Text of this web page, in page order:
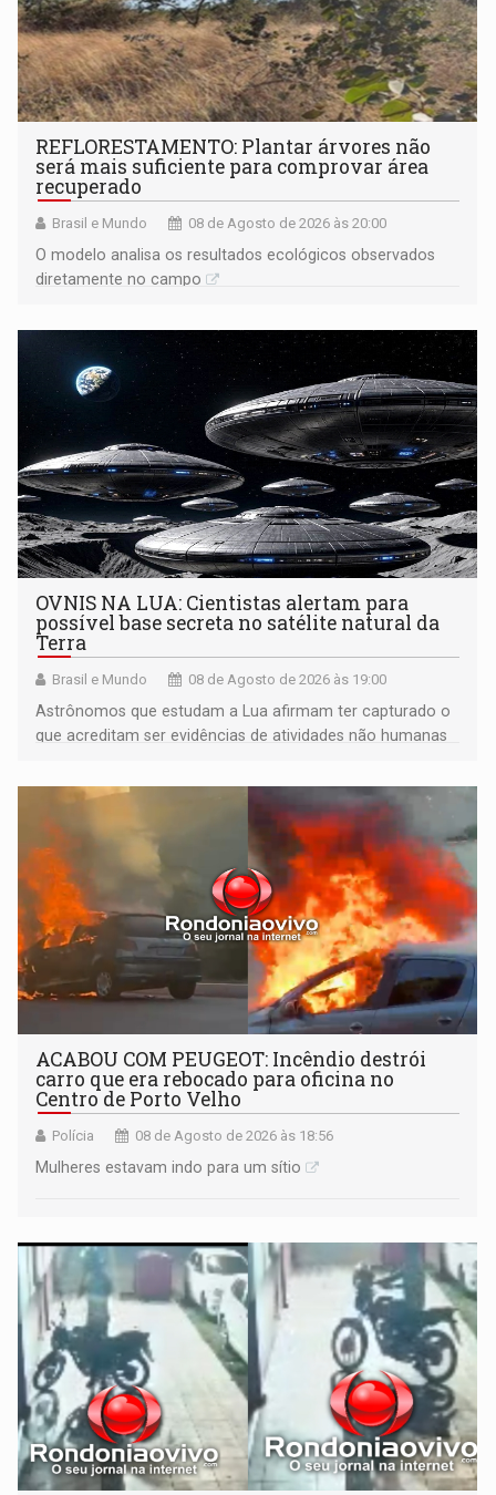
REFLORESTAMENTO: Plantar árvores não
será mais suficiente para comprovar área
recuperado
Brasil e Mundo 08 de Agosto de 2026 às 20:00
O modelo analisa os resultados ecológicos observados
diretamente no campo
OVNIS NA LUA: Cientistas alertam para
possível base secreta no satélite natural da
Terra
Brasil e Mundo 08 de Agosto de 2026 às 19:00
Astrônomos que estudam a Lua afirmam ter capturado o
que acreditam ser evidências de atividades não humanas
órbita
ACABOU COM PEUGEOT: Incêndio destrói
carro que era rebocado para oficina no
Centro de Porto Velho
Polícia 08 de Agosto de 2026 às 18:56
Mulheres estavam indo para um sítio